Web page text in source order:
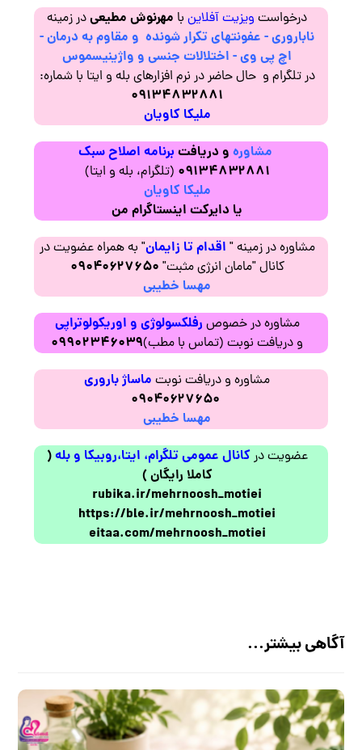
درخواست ویزیت آفلاین با مهرنوش مطیعیدر زمینه
ناباروری - عفونتهای تکرار شونده و مقاوم به درمان -
اچ پی وی - اختلالات جنسی و واژینیسموس
در تلگرام و حال حاضر در نرم افزارهای بله و ایتا با شماره:
۰۹۱۳۴۸۳۲۸۸۱
ملیکا کاویان
مشاوره و دریافتبرنامه اصلاح سبک
۰۹۱۳۴۸۳۲۸۸۱ (تلگرام، بله و ایتا)
ملیکا کاویان
یا دایرکت اینستاگرام من
مشاوره در زمینه " اقدام تا زایمان" به همراه عضویت در
کانال "مامان انرژی مثبت" ۰۹۰۴۰۶۲۷۶۵۰
مهسا خطیبی
مشاوره در خصوص رفلکسولوژی و اوریکولوتراپی
و دریافت نوبت (تماس با مطب)۰۹۹۰۲۳۴۶۰۳۹
مشاوره و دریافت نوبت ماساژ باروری
۰۹۰۴۰۶۲۷۶۵۰
مهسا خطیبی
عضویت درکانال عمومی تلگرام، ایتا،روبیکا و بله(
کاملا رایگان )
rubika.ir/mehrnoosh_motiei
https://ble.ir/mehrnoosh_motiei
eitaa.com/mehrnoosh_motiei
آگاهی بیشتر...